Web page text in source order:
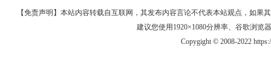
【免责声明】本站内容转载自互联网，其发布内容言论不代表本站观点，如果
建议您使用1920×1080分辨率、谷歌浏览
Copygight © 2008-2022